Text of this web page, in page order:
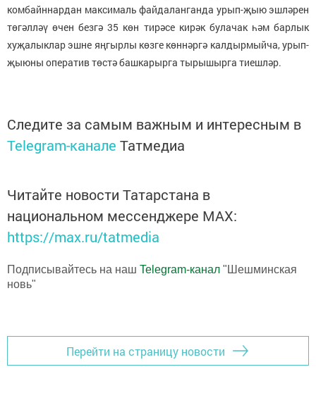
комбайннардан максималь файдаланганда урып-җыю эшләрен
төгәлләү өчен безгә 35 көн тирәсе кирәк булачак һәм барлык
хуҗалыклар эшне яңгырлы көзге көннәргә калдырмыйча, урып-
җыюны оператив төстә башкарырга тырышырга тиешләр.
Следите за самым важным и интересным в
Telegram-канале Татмедиа
Читайте новости Татарстана в
национальном мессенджере MАХ:
https://max.ru/tatmedia
Подписывайтесь на наш Telegram-канал "Шешминская
новь"
Перейти на страницу новости